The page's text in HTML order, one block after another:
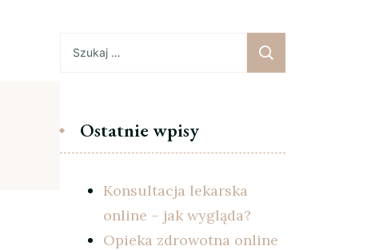
Ostatnie wpisy
Konsultacja lekarska
online – jak wygląda?
Opieka zdrowotna online